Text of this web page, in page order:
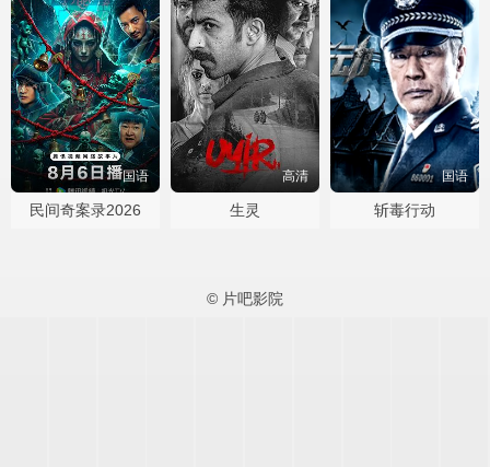
国语
民间奇案录2026
高清
生灵
国语
斩毒行动
© 片吧影院